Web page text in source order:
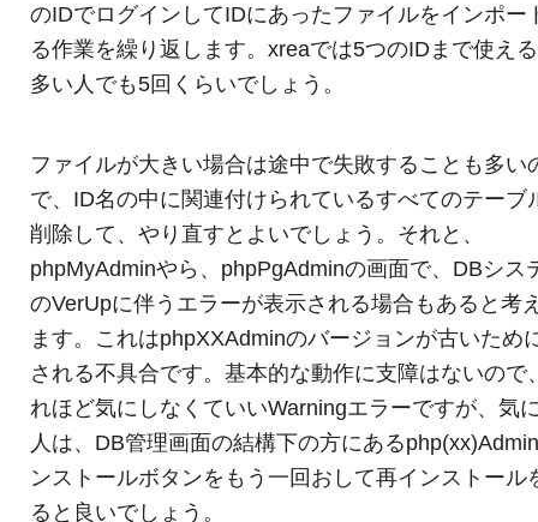
のIDでログインしてIDにあったファイルをインポー
る作業を繰り返します。xreaでは5つのIDまで使え
多い人でも5回くらいでしょう。
ファイルが大きい場合は途中で失敗することも多い
で、ID名の中に関連付けられているすべてのテーブ
削除して、やり直すとよいでしょう。それと、
phpMyAdminやら、phpPgAdminの画面で、DBシス
のVerUpに伴うエラーが表示される場合もあると考
ます。これはphpXXAdminのバージョンが古いため
される不具合です。基本的な動作に支障はないので
れほど気にしなくていいWarningエラーですが、気
人は、DB管理画面の結構下の方にある
ンストールボタンをもう一回おして再インストール
ると良いでしょう。